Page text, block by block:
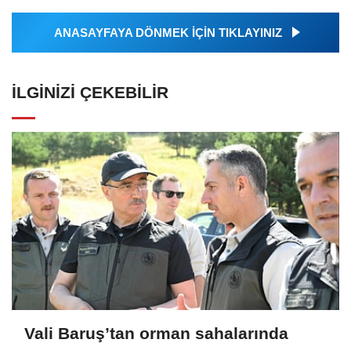
ANASAYFAYA DÖNMEK İÇİN TIKLAYINIZ
İLGINIZI ÇEKEBILIR
Vali Baruş’tan orman sahalarında